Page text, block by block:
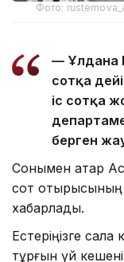
Фото:
— Ұлдана
сотқа
іс сотқа
берген
Сонымен қатар
сот отырысының
хабарлады.
Естеріңізге
тұрғын үй